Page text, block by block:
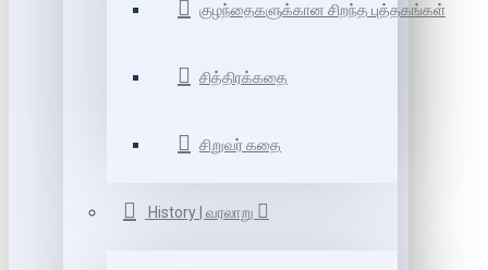
குழந்தைகளுக்கான சிறந்த புத்தகங்கள்
சித்திரக்கதை
சிறுவர் கதை
History | வரலாறு